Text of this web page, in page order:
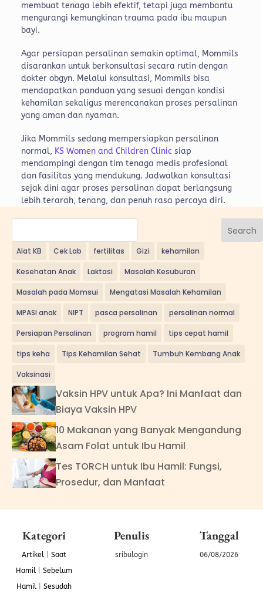
membuat tenaga lebih efektif, tetapi juga membantu
mengurangi kemungkinan trauma pada ibu maupun
bayi.
Agar persiapan persalinan semakin optimal, Mommils
disarankan untuk berkonsultasi secara rutin dengan
dokter obgyn. Melalui konsultasi, Mommils bisa
mendapatkan panduan yang sesuai dengan kondisi
kehamilan sekaligus merencanakan proses persalinan
yang aman dan nyaman.
Jika Mommils sedang mempersiapkan persalinan
normal, KS Women and Children Clinic siap
mendampingi dengan tim tenaga medis profesional
dan fasilitas yang mendukung. Jadwalkan konsultasi
sejak dini agar proses persalinan dapat berlangsung
lebih terarah, tenang, dan penuh rasa percaya diri.
Search
Alat KB Cek Lab fertilitas Gizi kehamilan
Kesehatan Anak Laktasi Masalah Kesuburan
Masalah pada Momsui Mengatasi Masalah Kehamilan
MPASI anak NIPT pasca persalinan persalinan normal
Persiapan Persalinan program hamil tips cepat hamil
tips keha Tips Kehamilan Sehat Tumbuh Kembang Anak
Vaksinasi
Vaksin HPV untuk Apa? Ini Manfaat dan
Biaya Vaksin HPV
10 Makanan yang Banyak Mengandung
Asam Folat untuk Ibu Hamil
Tes TORCH untuk Ibu Hamil: Fungsi,
Prosedur, dan Manfaat
Kategori
Artikel| Saat
Hamil| Sebelum
Hamil| Sesudah
Penulis
sribulogin
Tanggal
06/08/2026